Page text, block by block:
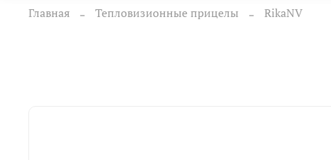
Главная Тепловизионные прицелы RikaNV